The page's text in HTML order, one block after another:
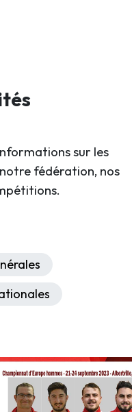
sur les
fédération, nos